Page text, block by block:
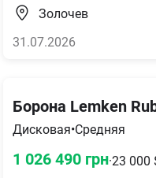
Золочев
31.07.2026
Борона Lemken
Дисковая•Средняя
1 026 490 грн·23 000